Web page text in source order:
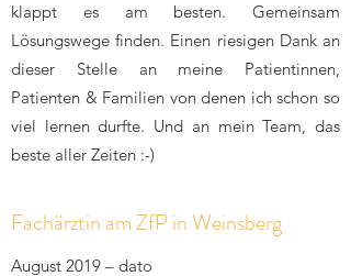
klappt es am besten. Gemeinsam
Lösungswege finden. Einen riesigen Dank an
dieser Stelle an meine Patientinnen,
Patienten & Familien von denen ich schon so
viel lernen durfte. Und an mein Team, das
beste aller Zeiten :-)
Fachärztin am ZfP in Weinsberg
August 2019 – dato